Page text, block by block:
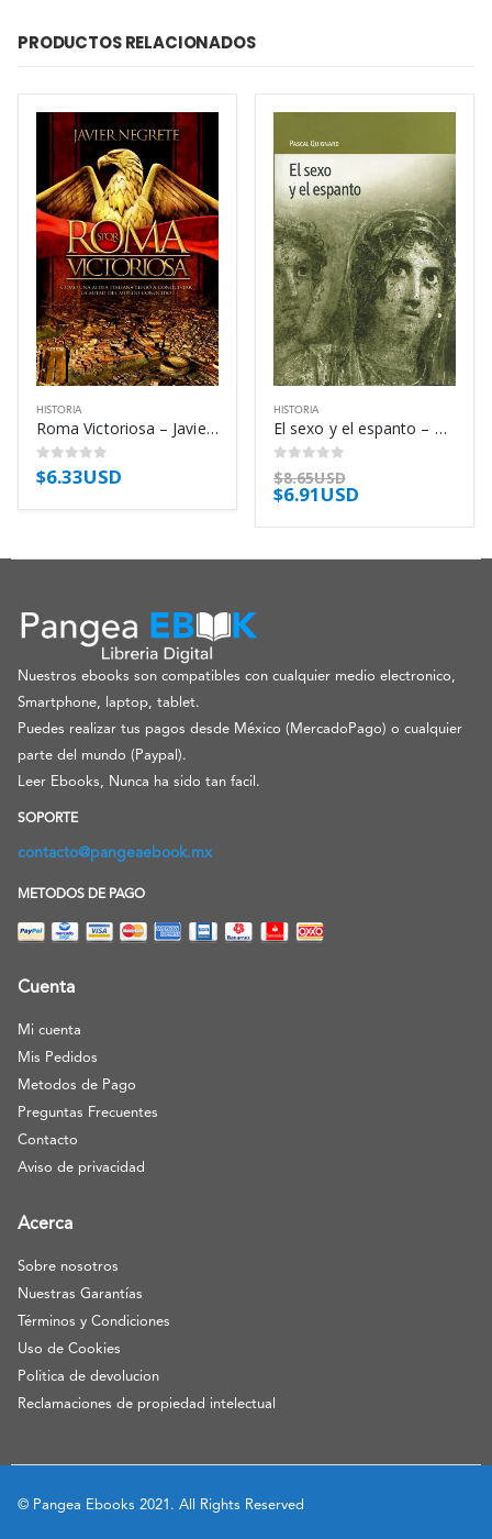
PRODUCTOS RELACIONADOS
HISTORIA
Roma Victoriosa – Javier Negrete
0out of 5
$6.33USD
HISTORIA
El sexo y el espanto – Pascal Quignard
0out of 5
$8.65USD
$6.91USD
Nuestros ebooks son compatibles con cualquier medio electronico,
Smartphone, laptop, tablet.
Puedes realizar tus pagos desde México (MercadoPago) o cualquier
parte del mundo (Paypal).
Leer Ebooks, Nunca ha sido tan facil.
SOPORTE
contacto@pangeaebook.mx
METODOS DE PAGO
Cuenta
Mi cuenta
Mis Pedidos
Metodos de Pago
Preguntas Frecuentes
Contacto
Aviso de privacidad
Acerca
Sobre nosotros
Nuestras Garantías
Términos y Condiciones
Uso de Cookies
Politica de devolucion
Reclamaciones de propiedad intelectual
© Pangea Ebooks 2021. All Rights Reserved